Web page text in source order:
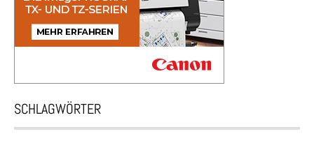
SCHLAGWÖRTER